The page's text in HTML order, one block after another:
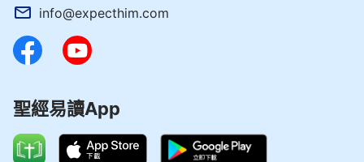
info@expecthim.com
聖經易讀App